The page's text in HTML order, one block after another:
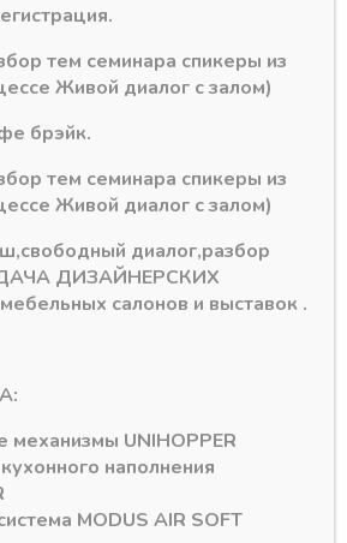
UNIHOPPER
с
с доводчиком
накладная, 45 мм с
В наличии
тем семинара спикеры из
Живой диалог с залом)
брэйк.
тем семинара спикеры из
Живой диалог с залом)
диалог,разбор
ДИЗАЙНЕРСКИХ
салонов и выставок .
механизмы UNIHOPPER
наполнения
MODUS AIR SOFT